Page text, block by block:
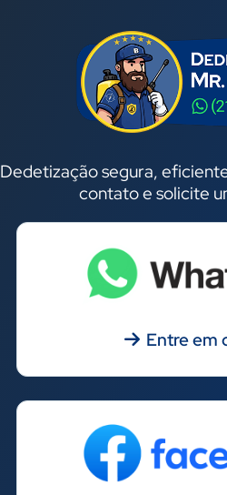
Dedetização segura,
contato e solicite
Entre em